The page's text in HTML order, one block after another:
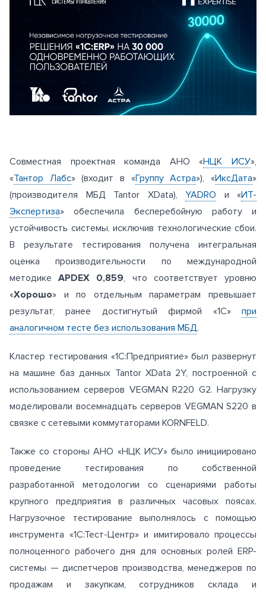
Совместная проектная команда АНО «НЦК ИСУ»,
«Тантор Лабс» (входит в «Группу Астра»), «ИксДата»
(производителя МБД Tantor XData), YADRO и «ИТ-
Экспертиза» обеспечила бесперебойную работу и
устойчивость системы, исключив технологические сбои.
В результате тестирования получена интегральная
оценка производительности по международной
методикеAPDEX 0,859, что соответствует уровню
«Хорошо» и по отдельным параметрам превышает
результат, ранее достигнутый фирмой «1С» при
аналогичном тесте без использования МБД.
Кластер тестирования «1С:Предприятие» был развернут
на машине баз данных Tantor XData 2Y, построенной с
использованием серверов VEGMAN R220 G2. Нагрузку
моделировали восемнадцать серверов VEGMAN S220 в
связке с сетевыми коммутаторами KORNFELD.
Также со стороны АНО «НЦК ИСУ» было инициировано
проведение тестирования по собственной
разработанной методологии со сценариями работы
крупного предприятия в различных часовых поясах.
Нагрузочное тестирование выполнялось с помощью
инструмента «1С:Тест-Центр» и имитировало процессы
полноценного рабочего дня для основных ролей ERP-
системы — диспетчеров производства, менеджеров по
продажам и закупкам, сотрудников склада и